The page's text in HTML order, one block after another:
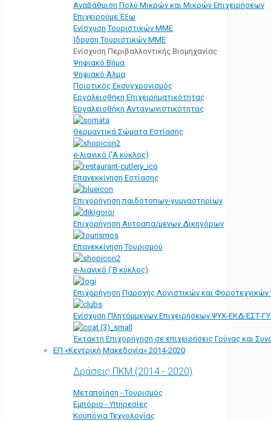
Αναβάθμιση Πολύ Μικρών και Μικρών Επιχειρήσεων
Επιχειρούμε Έξω
Ενίσχυση Τουριστικών ΜΜΕ
Ίδρυση Τουριστικών ΜΜΕ
Ενίσχυση Περιβαλλοντικής Βιομηχανίας
Ψηφιακό Βήμα
Ψηφιακό Άλμα
Ποιοτικός Εκσυγχρονισμός
Εργαλειοθήκη Eπιχειρηματικότητας
Εργαλειοθήκη Ανταγωνιστικότητας
Θερμαντικά Σώματα Εστίασης
e-λιανικό ('Α κύκλος)
Επανεκκίνηση Εστίασης
Επιχορήγηση παιδότοπων-γυμναστηρίων
Επιχορήγηση Αυτοαπα/μενων Δικηγόρων
Επανεκκίνηση Τουρισμού
e-λιανικό (΄Β κύκλος)
Επιχορήγηση Παροχής Λογιστικών και
Ενίσχυση Πλητόμμενων Επιχειρήσεων ΨΥΧ-ΕΚΔ-ΕΣΤ-
Έκτακτη Επιχορήγηση σε επιχειρήσεις Γούνας και
ΕΠ «Kεντρική Μακεδονία» 2014-2020
Δράσεις ΠΚΜ (2014 - 2020)
Μεταποίηση - Τουρισμός
Εμπόριο - Υπηρεσίες
Κουπόνια Τεχνολογίας